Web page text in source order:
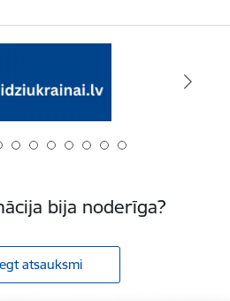
bija noderīga?
atsauksmi